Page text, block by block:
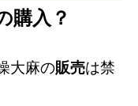
購入？
大麻の販売は禁